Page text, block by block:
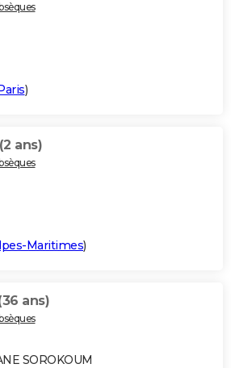
)
(2 ans)
Maritimes)
ans)
SOROKOUM